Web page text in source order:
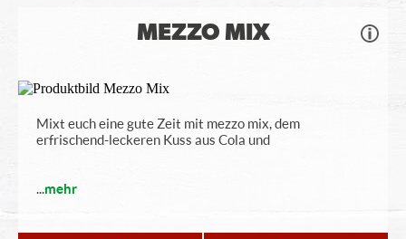
MEZZO MIX
Mixt euch eine gute Zeit mit mezzo mix, dem
erfrischend-leckeren Kuss aus Cola und
...mehr